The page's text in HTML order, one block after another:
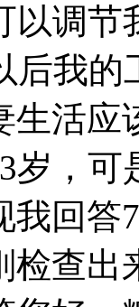
以调
后我
生活应
岁，
我回答
检查出